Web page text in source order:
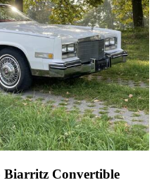
Biarritz Convertible